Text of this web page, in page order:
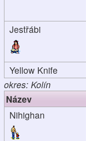
Jestřábi
Yellow Knife
okres: Kolín
Název
Nihighan